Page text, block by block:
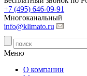
+7 (495) 646-09-91
Многоканальный
info@klimato.ru
Меню
О компании